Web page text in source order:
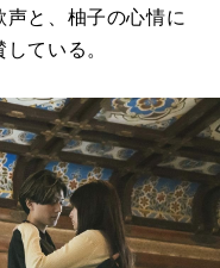
と、柚子の心情に
ている。